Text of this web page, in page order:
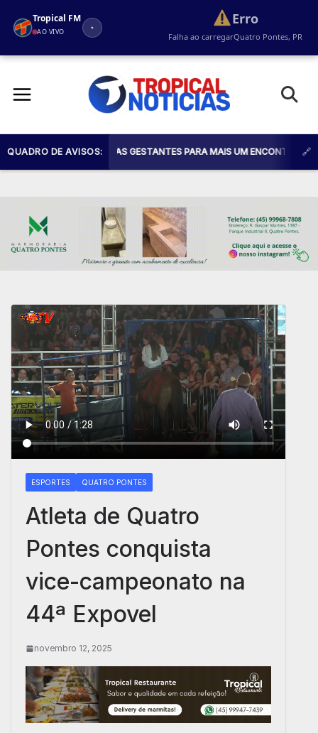
Tropical FM
AO VIVO
Erro
Falha ao carregarQuatro Pontes, PR
QUADRO DE AVISOS:
TODAS AS GESTANTES PARA MAIS UM ENCONTRO DO
ESPORTES QUATRO PONTES
Atleta de Quatro
Pontes conquista
vice-campeonato na
44ª Expovel
novembro 12, 2025